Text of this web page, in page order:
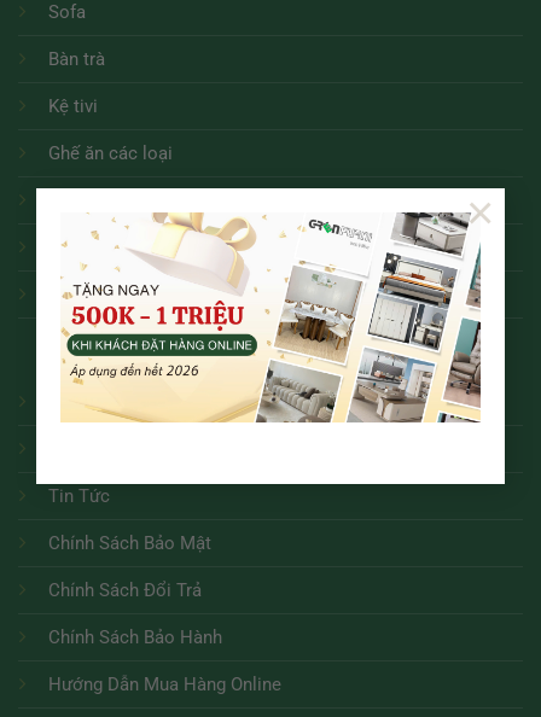
×
Sofa
Bàn trà
Kệ tivi
Ghế ăn các loại
Ghế Văn Phòng
Tủ hồ sơ
Giới Thiệu
Tin Tức
Chính Sách Bảo Mật
Chính Sách Đổi Trả
Chính Sách Bảo Hành
Hướng Dẫn Mua Hàng Online